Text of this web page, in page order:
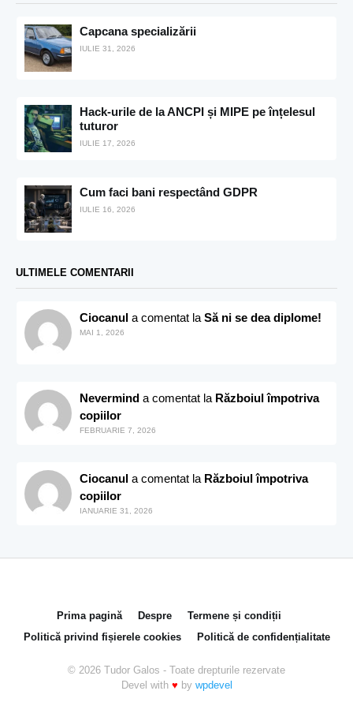
Capcana specializării
IULIE 31, 2026
Hack-urile de la ANCPI și MIPE pe înțelesul
tuturor
IULIE 17, 2026
Cum faci bani respectând GDPR
IULIE 16, 2026
ULTIMELE COMENTARII
Ciocanul a comentat la Să ni se dea diplome!
MAI 1, 2026
Nevermind a comentat la Războiul împotriva
copiilor
FEBRUARIE 7, 2026
Ciocanul a comentat la Războiul împotriva
copiilor
IANUARIE 31, 2026
Prima pagină Despre
Termene și condiții
Politică privind fișierele cookies
Politică de confidențialitate
© 2026 Tudor Galos - Toate drepturile rezervate
Devel with ♥ by wpdevel